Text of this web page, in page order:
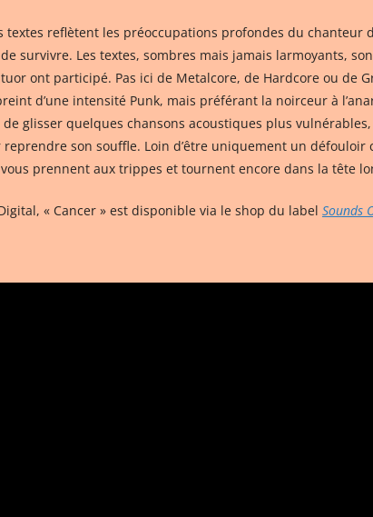
reflètent les préoccupations profondes du
survivre. Les textes, sombres mais jamais larmoyants,
ont participé. Pas ici de Metalcore, de Hardcore ou de
d’une intensité Punk, mais préférant la noirceur à
glisser quelques chansons acoustiques plus
son souffle. Loin d’être uniquement un
prennent aux trippes et tournent encore dans la tête
« Cancer » est disponible via le shop du label Sounds